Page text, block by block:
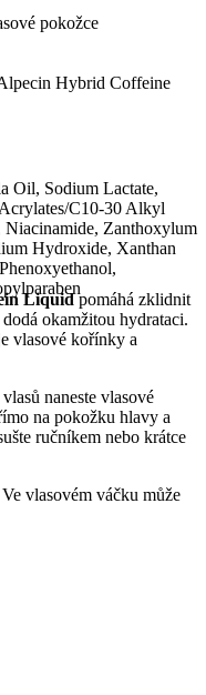
pokožce
Hybrid Coffeine
Oil, Sodium Lactate,
C10-30 Alkyl
Zanthoxylum
Hydroxide, Xanthan
Liquidpomáhá zklidnit
okamžitou hydrataci.
vlasové kořínky a
naneste vlasové
na pokožku hlavy a
ručníkem nebo krátce
Ve vlasovém váčku může